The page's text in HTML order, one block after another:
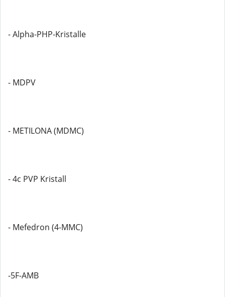
- Alpha-PHP-Kristalle
- MDPV
- METILONA (MDMC)
- 4c PVP Kristall
- Mefedron (4-MMC)
-5F-AMB